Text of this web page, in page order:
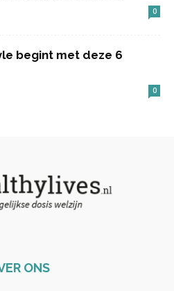
0
begint met deze 6
0
ONS